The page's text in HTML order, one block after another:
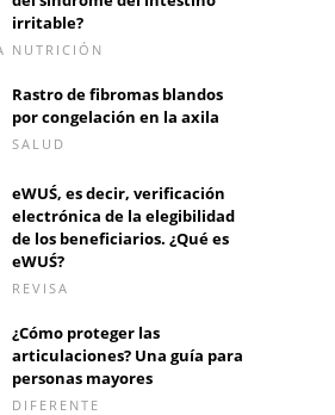
irritable?
NUTRICIÓN
Rastro de fibromas blandos
por congelación en la axila
SALUD
eWUŚ, es decir, verificación
electrónica de la elegibilidad
de los beneficiarios. ¿Qué es
eWUŚ?
REVISA
¿Cómo proteger las
articulaciones? Una guía para
personas mayores
DIFERENTE